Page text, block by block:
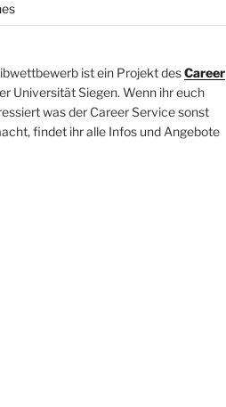
ist ein Projekt desCareer
Universität Siegen. Wenn ihr euch
was der Career Service sonst
findet ihr alle Infos und Angebote